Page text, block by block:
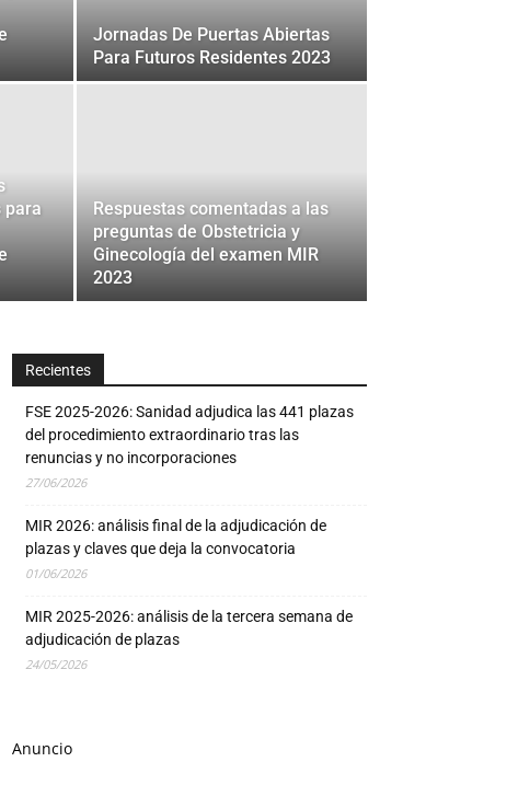
Jornadas De Puertas Abiertas
Para Futuros Residentes 2023
para
Respuestas comentadas a las
preguntas de Obstetricia y
Ginecología del examen MIR
2023
Recientes
FSE 2025-2026: Sanidad adjudica las 441 plazas
del procedimiento extraordinario tras las
renuncias y no incorporaciones
27/06/2026
MIR 2026: análisis final de la adjudicación de
plazas y claves que deja la convocatoria
01/06/2026
MIR 2025-2026: análisis de la tercera semana de
adjudicación de plazas
24/05/2026
Anuncio